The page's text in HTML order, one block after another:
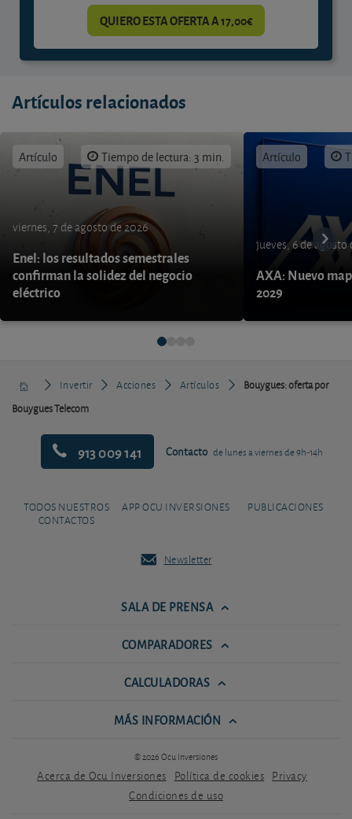
QUIERO ESTA OFERTA A 17,00€
Artículos relacionados
Artículo Tiempo de lectura: 3 min.
viernes, 7 de agosto de 2026
Enel: los resultados semestrales
confirman la solidez del negocio
eléctrico
Artículo
jueves, 6 de agosto
AXA: Nuevo
2029
Invertir Acciones Artículos
Bouygues: oferta por
Bouygues Telecom
913 009 141 Contacto de lunes a viernes de 9h-14h
TODOS NUESTROS
CONTACTOS
APP OCU INVERSIONES PUBLICACIONES
Newsletter
SALA DE PRENSA
COMPARADORES
CALCULADORAS
MÁS INFORMACIÓN
© 2026 Ocu Inversiones
Acerca de Ocu Inversiones Política de cookies Privacy
Condiciones de uso